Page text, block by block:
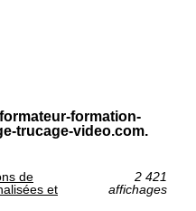
formation-
trucage-video.com.
de
et
2 421
affichages